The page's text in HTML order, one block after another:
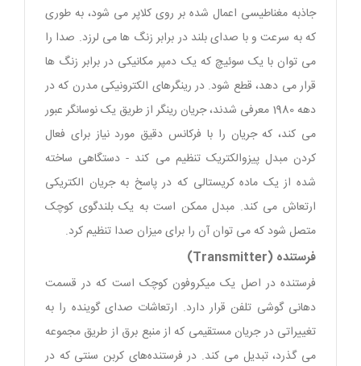
جاذبه مغناطیسی اعمال شده بر روی کلاپر می شود، به طوری
که به سرعت و با صدای بلند در برابر زنگ ها می لرزد. صدا را
می توان با یک سوئیچ که یک دمپر مکانیکی در برابر زنگ ها
قرار می دهد، قطع شود. در رینگرهای الکترونیکی مدرن که در
دهه 1980 معرفی شدند، جریان رینگر از طریق یک نوسانگر عبور
می کند، که جریان را با فرکانس دقیق مورد نیاز برای فعال
کردن مبدل پیزوالکتریک تنظیم می کند - دستگاهی ساخته
شده از یک ماده کریستالی که در پاسخ به جریان الکتریکی
ارتعاش می کند. مبدل ممکن است به یک بلندگوی کوچک
متصل شود که می توان آن را برای میزان صدا تنظیم کرد.
فرستنده (Transmitter)
فرستنده در اصل یک میکروفون کوچک است که در قسمت
دهانی گوشی تلفن قرار دارد. ارتعاشات صدای گوینده را به
تغییراتی در جریان مستقیمی که از منبع برق از طریق مجموعه
می گذرد، تبدیل می کند. در فرستنده‌های کربن سنتی که در